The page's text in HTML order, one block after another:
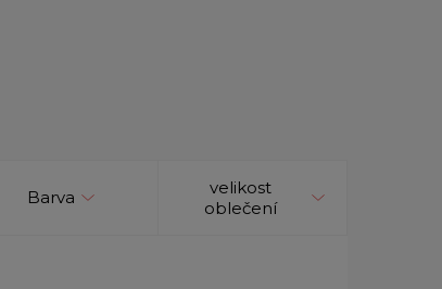
Barva
velikost
oblečení